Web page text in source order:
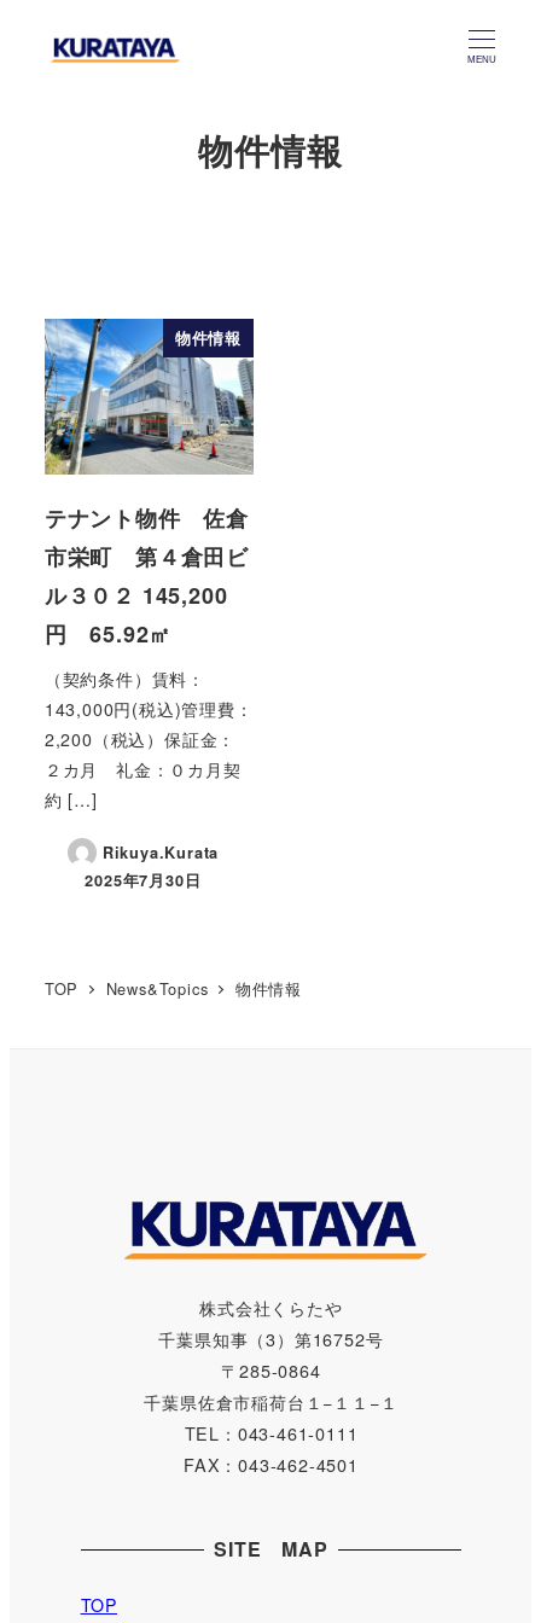
MENU
物件情報
物件情報
テナント物件 佐倉
市栄町 第４倉田ビ
ル３０２ 145,200
円 65.92㎡
（契約条件）賃料：
143,000円(税込)管理費：
2,200（税込）保証金：
２カ月 礼金：０カ月契
約 […]
Rikuya.Kurata
投稿日
2025年7月30日
TOP News&Topics 物件情報
株式会社くらたや
千葉県知事（3）第16752号
〒285-0864
千葉県佐倉市稲荷台１−１１−１
TEL：043-461-0111
FAX：043-462-4501
SITE MAP
TOP